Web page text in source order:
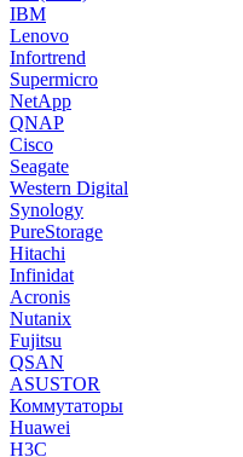
IBM
Lenovo
Infortrend
Supermicro
NetApp
QNAP
Cisco
Seagate
Western Digital
Synology
PureStorage
Hitachi
Infinidat
Acronis
Nutanix
Fujitsu
QSAN
ASUSTOR
Коммутаторы
Huawei
H3C